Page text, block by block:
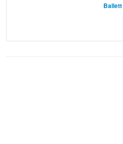
Ballett